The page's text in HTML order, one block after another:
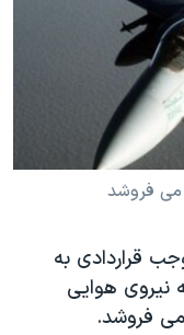
قراردادی به
دلار به نيروی هوايی
فروشد.